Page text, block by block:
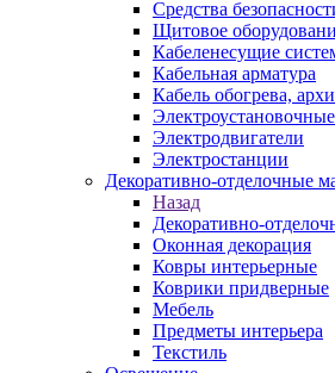
Средства
Щитовое
Кабеленесущие
Кабельная арматура
Кабель обогрева,
Электродвигатели
Электростанции
Декоративно-отделочные
Назад
Декоративно-
Оконная декорация
Ковры интерьерные
Коврики придверные
Мебель
Предметы интерьера
Текстиль